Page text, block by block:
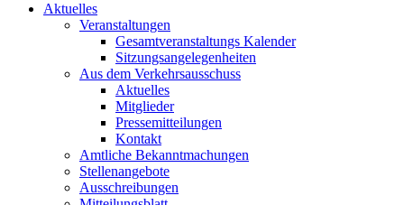
Aktuelles
Veranstaltungen
Gesamtveranstaltungs Kalender
Sitzungsangelegenheiten
Aus dem Verkehrsausschuss
Aktuelles
Mitglieder
Pressemitteilungen
Kontakt
Amtliche Bekanntmachungen
Stellenangebote
Ausschreibungen